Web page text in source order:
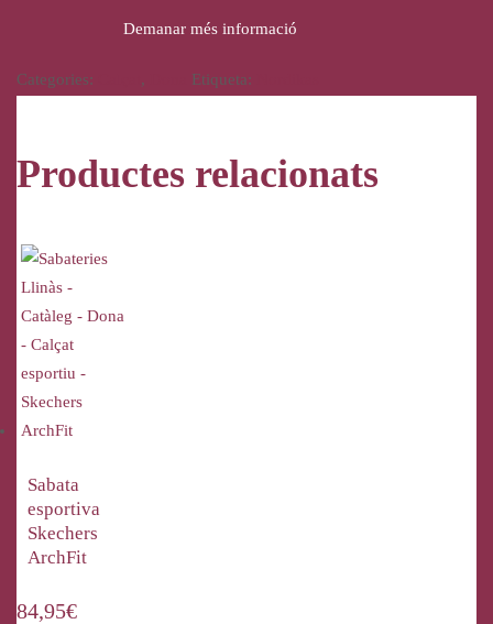
Demanar més informació
Categories: , Etiqueta:
Productes relacionats
Sabata
esportiva
Skechers
ArchFit
84,95€